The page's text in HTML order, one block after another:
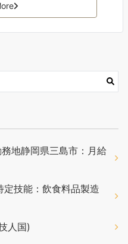
地静岡県三島市：月給
技能：飲食料品製造
人国)